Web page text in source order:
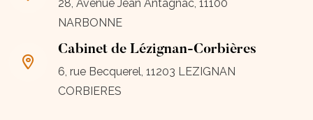
28, Avenue Jean Antagnac, 11100
NARBONNE
Cabinet de Lézignan-Corbières
6, rue Becquerel, 11203 LEZIGNAN
CORBIERES